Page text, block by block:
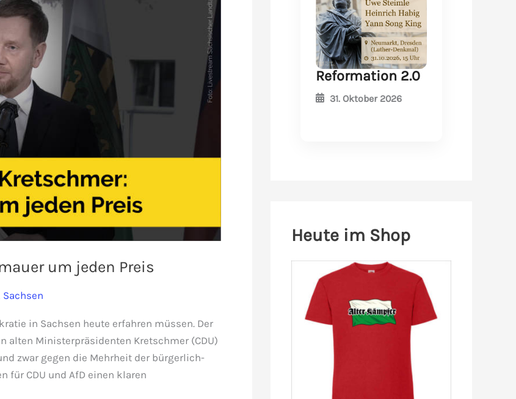
um jeden Preis
Sachsen
in Sachsen heute erfahren müssen. Der
alten Ministerpräsidenten Kretschmer (CDU)
zwar gegen die Mehrheit der bürgerlich-
für CDU und AfD einen klaren
Reformation 2.0
31. Oktober 2026
Heute im Shop